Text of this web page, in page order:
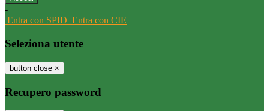
-
Entra con SPID Entra con CIE
Seleziona utente
button close ×
Recupero password